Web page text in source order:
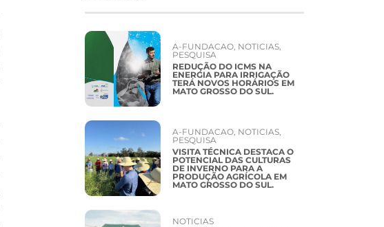
A-FUNDACAO NOTICIAS
PESQUISA
REDUÇÃO DO ICMS NA
ENERGIA PARA IRRIGAÇÃO
TERÁ NOVOS HORÁRIOS EM
MATO GROSSO DO SUL.
A-FUNDACAO NOTICIAS
PESQUISA
VISITA TÉCNICA DESTACA O
POTENCIAL DAS CULTURAS
DE INVERNO PARA A
PRODUÇÃO AGRÍCOLA EM
MATO GROSSO DO SUL.
NOTICIAS